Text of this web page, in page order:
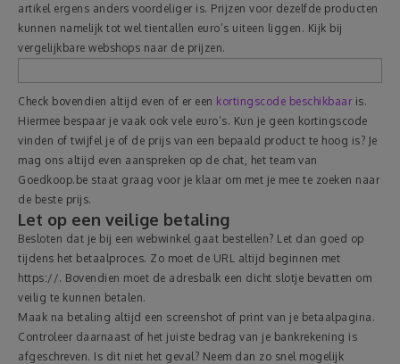
artikel ergens anders voordeliger is. Prijzen voor dezelfde producten
kunnen namelijk tot wel tientallen euro’s uiteen liggen. Kijk bij
vergelijkbare webshops naar de prijzen.
Check bovendien altijd even of er een kortingscode beschikbaar is.
Hiermee bespaar je vaak ook vele euro’s. Kun je geen kortingscode
vinden of twijfel je of de prijs van een bepaald product te hoog is? Je
mag ons altijd even aanspreken op de chat, het team van
Goedkoop.be staat graag voor je klaar om met je mee te zoeken naar
de beste prijs.
Let op een veilige betaling
Besloten dat je bij een webwinkel gaat bestellen? Let dan goed op
tijdens het betaalproces. Zo moet de URL altijd beginnen met
https://. Bovendien moet de adresbalk een dicht slotje bevatten om
veilig te kunnen betalen.
Maak na betaling altijd een screenshot of print van je betaalpagina.
Controleer daarnaast of het juiste bedrag van je bankrekening is
afgeschreven. Is dit niet het geval? Neem dan zo snel mogelijk